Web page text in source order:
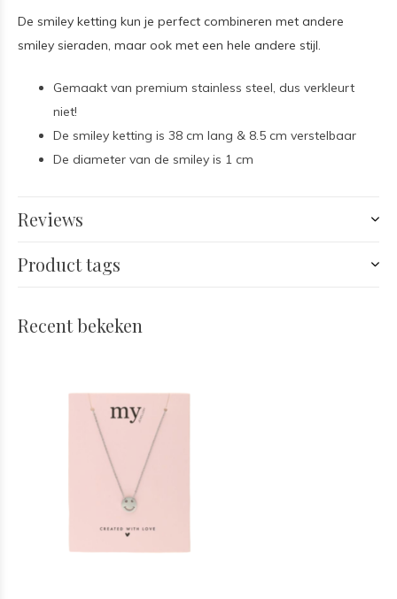
De smiley ketting kun je perfect combineren met andere
smiley sieraden, maar ook met een hele andere stijl.
Gemaakt van premium stainless steel, dus verkleurt
niet!
De smiley ketting is 38 cm lang & 8.5 cm verstelbaar
De diameter van de smiley is 1 cm
Reviews
Product tags
Recent bekeken